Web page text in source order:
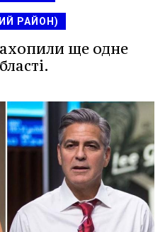
РАЙОН)
ще одне